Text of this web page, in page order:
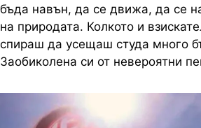
бъда навън, да се движа, да се
на природата. Колкото и
спираш да усещаш студа много
Заобиколена си от невероятни